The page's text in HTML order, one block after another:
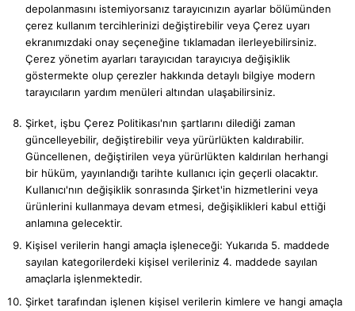
depolanmasını istemiyorsanız tarayıcınızın ayarlar bölümünden
çerez kullanım tercihlerinizi değiştirebilir veya Çerez uyarı
ekranımızdaki onay seçeneğine tıklamadan ilerleyebilirsiniz.
Çerez yönetim ayarları tarayıcıdan tarayıcıya değişiklik
göstermekte olup çerezler hakkında detaylı bilgiye modern
tarayıcıların yardım menüleri altından ulaşabilirsiniz.
Şirket, işbu Çerez Politikası'nın şartlarını dilediği zaman
güncelleyebilir, değiştirebilir veya yürürlükten kaldırabilir.
Güncellenen, değiştirilen veya yürürlükten kaldırılan herhangi
bir hüküm, yayınlandığı tarihte kullanıcı için geçerli olacaktır.
Kullanıcı'nın değişiklik sonrasında Şirket'in hizmetlerini veya
ürünlerini kullanmaya devam etmesi, değişiklikleri kabul ettiği
anlamına gelecektir.
Kişisel verilerin hangi amaçla işleneceği: Yukarıda 5. maddede
sayılan kategorilerdeki kişisel verileriniz 4. maddede sayılan
amaçlarla işlenmektedir.
Şirket tarafından işlenen kişisel verilerin kimlere ve hangi amaçla